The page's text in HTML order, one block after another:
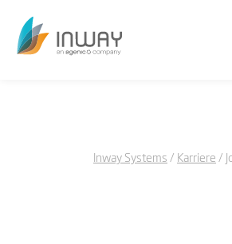
Inway Systems Karriere